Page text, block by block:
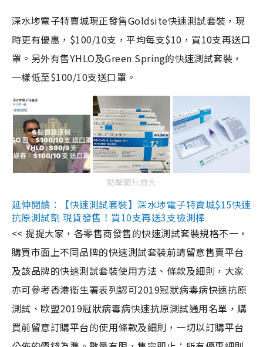
深水埗電子特賣城現正發售Goldsite快速測試套裝，現
時更有優惠，$100/10支，平均每支$10，買10支再送口
罩。另外有售YHLO及Green Spring的快速測試套裝，
一樣低至$100/10支送口罩。
點擊圖片放大
延伸閱讀：【快速測試套裝】深水埗電子特賣城$15快速
抗原測試劑 現貨發售！買10支再送3支檢測棒
<< 提提大家，各零售商發售的快速測試套裝規格不一，
購買市面上不同品牌的快速測試套裝前請留意售賣平台
及該品牌的快速測試套裝使用方法、條款及細則，大家
亦可參考香港衞生署表列認可2019冠狀病毒病快速抗原
測試、歐盟2019冠狀病毒病快速抗原測試通用名單，購
買前留意訂購平台的使用條款及細則，一切以訂購平台